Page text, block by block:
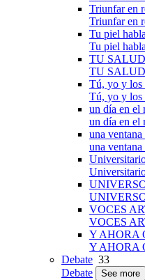
Triunfar en
Triunfar en
Tu piel
Tu piel
TU
TU
Tú, yo y los
Tú, yo y los
un día en el
un día en el
una
una
VOCES
VOCES
Y AHORA
Y AHORA
Debate 33
Debate
See more